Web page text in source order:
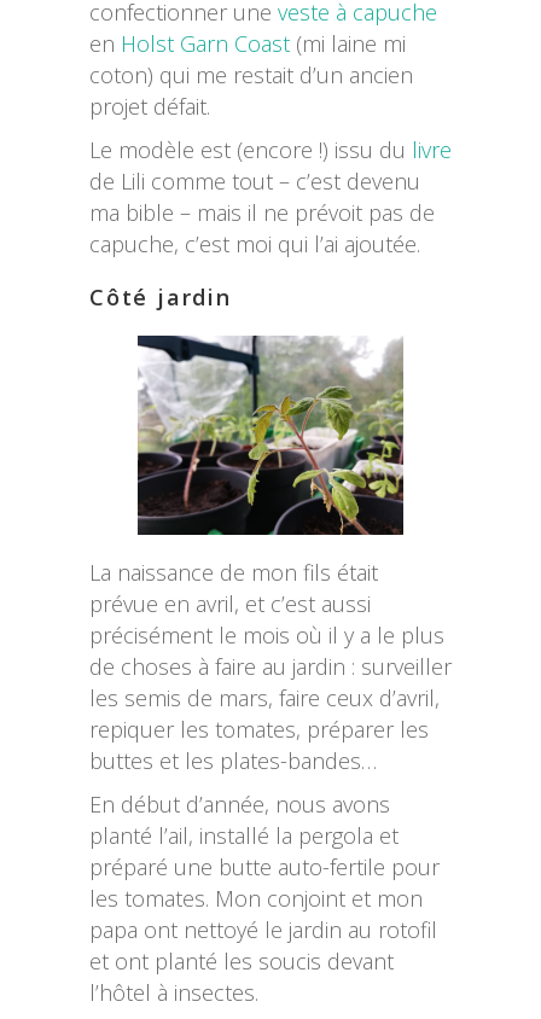
confectionner une veste à capuche
en Holst Garn Coast (mi laine mi
coton) qui me restait d’un ancien
projet défait.
Le modèle est (encore !) issu du livre
de Lili comme tout – c’est devenu
ma bible – mais il ne prévoit pas de
capuche, c’est moi qui l’ai ajoutée.
Côté jardin
La naissance de mon fils était
prévue en avril, et c’est aussi
précisément le mois où il y a le plus
de choses à faire au jardin : surveiller
les semis de mars, faire ceux d’avril,
repiquer les tomates, préparer les
buttes et les plates-bandes…
En début d’année, nous avons
planté l’ail, installé la pergola et
préparé une butte auto-fertile pour
les tomates. Mon conjoint et mon
papa ont nettoyé le jardin au rotofil
et ont planté les soucis devant
l’hôtel à insectes.